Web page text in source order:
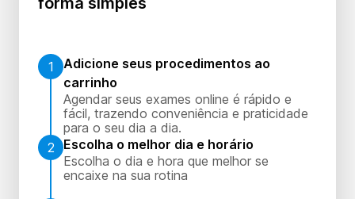
1
Adicione seus procedimentos ao
carrinho
Agendar seus exames online é rápido e
fácil, trazendo conveniência e praticidade
para o seu dia a dia.
2
Escolha o melhor dia e horário
Escolha o dia e hora que melhor se
encaixe na sua rotina